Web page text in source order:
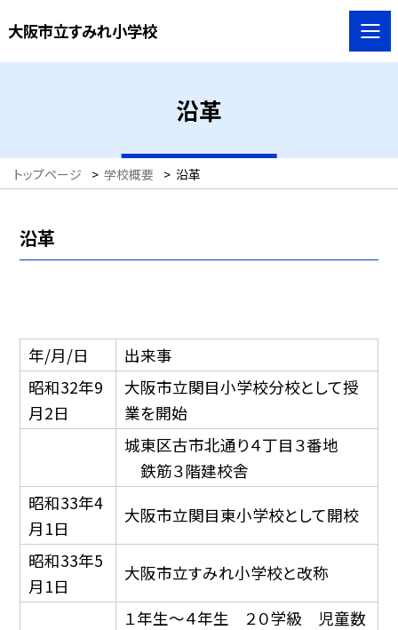
大阪市立すみれ小学校
沿革
トップページ > 学校概要 > 沿革
沿革
年/月/日
出来事
昭和32年9
月2日
大阪市立関目小学校分校として授
業を開始
城東区古市北通り４丁目３番地
鉄筋３階建校舎
昭和33年4
月1日
大阪市立関目東小学校として開校
昭和33年5
月1日
大阪市立すみれ小学校と改称
１年生〜４年生 ２０学級 児童数